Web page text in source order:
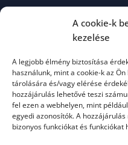
A cookie-k
kezelése
A legjobb élmény biztosítása
használunk, mint a cookie-k az
tárolására és/vagy elérése
hozzájárulás lehetővé teszi
fel ezen a webhelyen, mint
egyedi azonosítók. A
bizonyos funkciókat és
13/02/